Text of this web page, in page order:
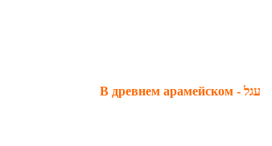
В древнем арамейском - עגל